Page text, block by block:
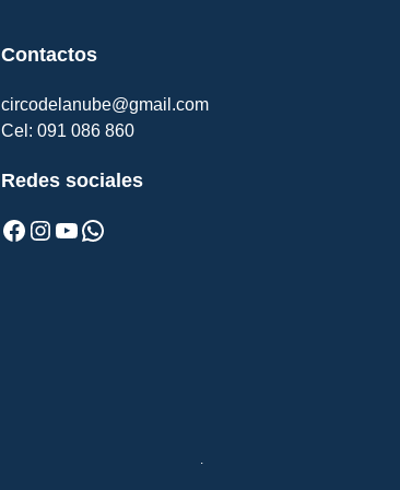
Contactos
circodelanube@gmail.com
Cel: 091 086 860
Redes sociales
Facebook Instagram YouTube WhatsApp